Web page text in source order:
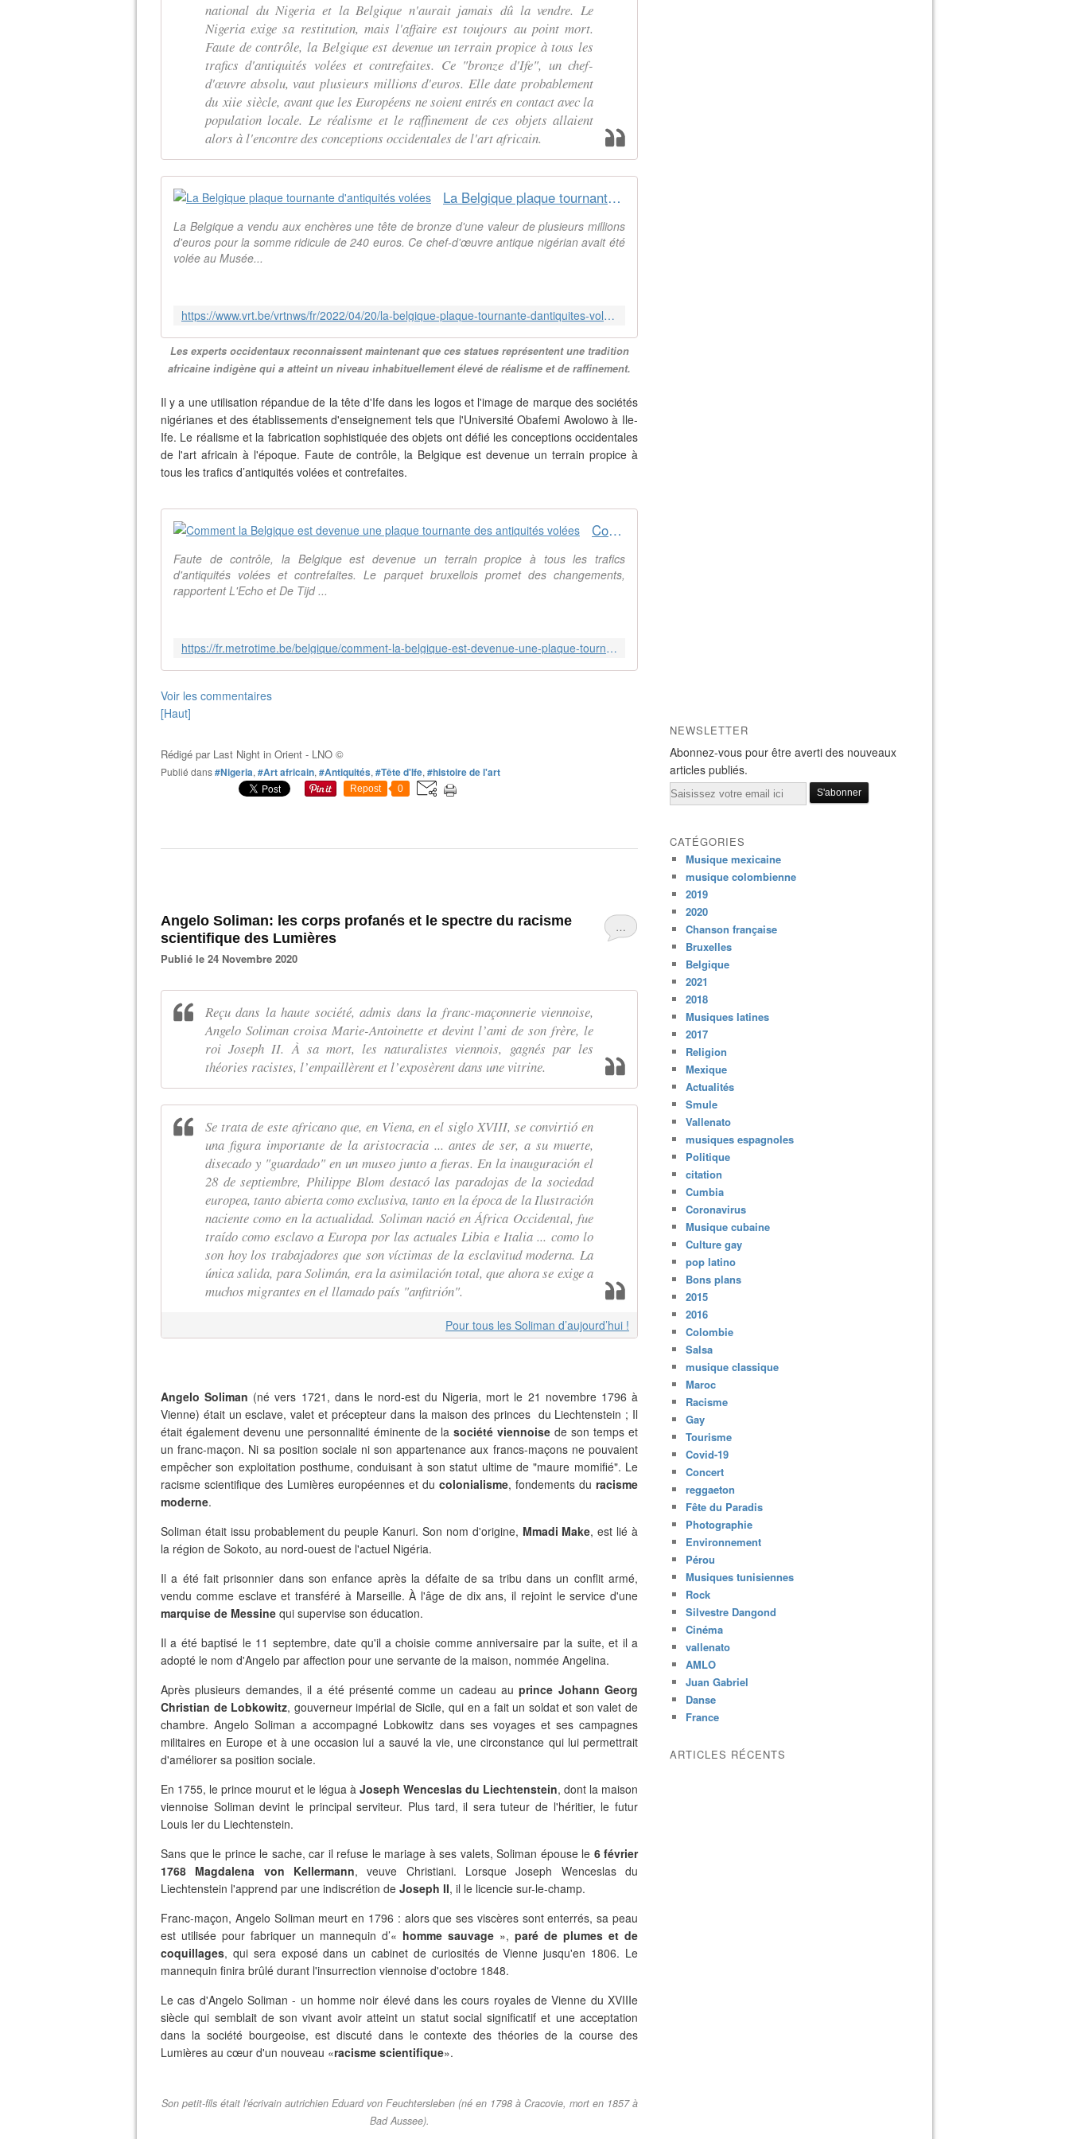
national du Nigeria et la Belgique n'aurait jamais dû la vendre. Le
Nigeria exige sa restitution, mais l'affaire est toujours au point mort.
Faute de contrôle, la Belgique est devenue un terrain propice à tous les
trafics d'antiquités volées et contrefaites. Ce "bronze d'Ife", un chef-
d'œuvre absolu, vaut plusieurs millions d'euros. Elle date probablement
du xiie siècle, avant que les Européens ne soient entrés en contact avec la
population locale. Le réalisme et le raffinement de ces objets allaient
alors à l'encontre des conceptions occidentales de l'art africain.
La Belgique plaque tournante d'antiquités volées
La Belgique a vendu aux enchères une tête de bronze d'une valeur de plusieurs millions
d'euros pour la somme ridicule de 240 euros. Ce chef-d'œuvre antique nigérian avait été
volée au Musée...
https://www.vrt.be/vrtnws/fr/2022/04/20/la-belgique-plaque-tournante-dantiquites-volees/
Les experts occidentaux reconnaissent maintenant que ces statues représentent une tradition
africaine indigène qui a atteint un niveau inhabituellement élevé de réalisme et de raffinement.
Il y a une utilisation répandue de la tête d'Ife dans les logos et l'image de marque des sociétés
nigérianes et des établissements d'enseignement tels que l'Université Obafemi Awolowo à Ile-
Ife. Le réalisme et la fabrication sophistiquée des objets ont défié les conceptions occidentales
de l'art africain à l'époque. Faute de contrôle, la Belgique est devenue un terrain propice à
tous les trafics d’antiquités volées et contrefaites.
Comment la Belgique est devenue une plaque tournante des antiquités volées
Faute de contrôle, la Belgique est devenue un terrain propice à tous les trafics
d'antiquités volées et contrefaites. Le parquet bruxellois promet des changements,
rapportent L'Echo et De Tijd ...
https://fr.metrotime.be/belgique/comment-la-belgique-est-devenue-une-plaque-tournante-des-antiquites-volees
Voir les commentaires
[Haut]
Rédigé par Last Night in Orient - LNO ©
Publié dans#Nigeria, #Art africain, #Antiquités, #Tête d'Ife, #histoire de l'art
Repost 0
…
Angelo Soliman: les corps profanés et le spectre du racisme
scientifique des Lumières
Publié le 24 Novembre 2020
Reçu dans la haute société, admis dans la franc-maçonnerie viennoise,
Angelo Soliman croisa Marie-Antoinette et devint l’ami de son frère, le
roi Joseph II. À sa mort, les naturalistes viennois, gagnés par les
théories racistes, l’empaillèrent et l’exposèrent dans une vitrine.
Se trata de este africano que, en Viena, en el siglo XVIII, se convirtió en
una figura importante de la aristocracia ... antes de ser, a su muerte,
disecado y "guardado" en un museo junto a fieras. En la inauguración el
28 de septiembre, Philippe Blom destacó las paradojas de la sociedad
europea, tanto abierta como exclusiva, tanto en la época de la Ilustración
naciente como en la actualidad. Soliman nació en África Occidental, fue
traído como esclavo a Europa por las actuales Libia e Italia ... como lo
son hoy los trabajadores que son víctimas de la esclavitud moderna. La
única salida, para Solimán, era la asimilación total, que ahora se exige a
muchos migrantes en el llamado país "anfitrión".
Pour tous les Soliman d’aujourd’hui !
Angelo Soliman (né vers 1721, dans le nord-est du Nigeria, mort le 21 novembre 1796 à
Vienne) était un esclave, valet et précepteur dans la maison des princes du Liechtenstein ; Il
était également devenu une personnalité éminente de lasociété viennoise de son temps et
un franc-maçon. Ni sa position sociale ni son appartenance aux francs-maçons ne pouvaient
empêcher son exploitation posthume, conduisant à son statut ultime de "maure momifié". Le
racisme scientifique des Lumières européennes et du colonialisme, fondements du racisme
moderne.
Soliman était issu probablement du peuple Kanuri. Son nom d'origine, Mmadi Make, est lié à
la région de Sokoto, au nord-ouest de l'actuel Nigéria.
Il a été fait prisonnier dans son enfance après la défaite de sa tribu dans un conflit armé,
vendu comme esclave et transféré à Marseille. À l'âge de dix ans, il rejoint le service d'une
marquise de Messine qui supervise son éducation.
Il a été baptisé le 11 septembre, date qu'il a choisie comme anniversaire par la suite, et il a
adopté le nom d'Angelo par affection pour une servante de la maison, nommée Angelina.
Après plusieurs demandes, il a été présenté comme un cadeau auprince Johann Georg
Christian de Lobkowitz, gouverneur impérial de Sicile, qui en a fait un soldat et son valet de
chambre. Angelo Soliman a accompagné Lobkowitz dans ses voyages et ses campagnes
militaires en Europe et à une occasion lui a sauvé la vie, une circonstance qui lui permettrait
d'améliorer sa position sociale.
En 1755, le prince mourut et le légua à Joseph Wenceslas du Liechtenstein, dont la maison
viennoise Soliman devint le principal serviteur. Plus tard, il sera tuteur de l'héritier, le futur
Louis Ier du Liechtenstein.
Sans que le prince le sache, car il refuse le mariage à ses valets, Soliman épouse le 6 février
1768 Magdalena von Kellermann, veuve Christiani. Lorsque Joseph Wenceslas du
Liechtenstein l'apprend par une indiscrétion de Joseph II, il le licencie sur-le-champ.
Franc-maçon, Angelo Soliman meurt en 1796 : alors que ses viscères sont enterrés, sa peau
est utilisée pour fabriquer un mannequin d’« homme sauvage », paré de plumes et de
coquillages, qui sera exposé dans un cabinet de curiosités de Vienne jusqu'en 1806. Le
mannequin finira brûlé durant l'insurrection viennoise d'octobre 1848.
Le cas d'Angelo Soliman - un homme noir élevé dans les cours royales de Vienne du XVIIIe
siècle qui semblait de son vivant avoir atteint un statut social significatif et une acceptation
dans la société bourgeoise, est discuté dans le contexte des théories de la course des
Lumières au cœur d'un nouveau «racisme scientifique».
Son petit-fils était l'écrivain autrichien Eduard von Feuchtersleben (né en 1798 à Cracovie, mort en 1857 à
Bad Aussee).
NEWSLETTER
Abonnez-vous pour être averti des nouveaux
articles publiés.
Email
CATÉGORIES
Musique mexicaine
musique colombienne
2019
2020
Chanson française
Bruxelles
Belgique
2021
2018
Musiques latines
2017
Religion
Mexique
Actualités
Smule
Vallenato
musiques espagnoles
Politique
citation
Cumbia
Coronavirus
Musique cubaine
Culture gay
pop latino
Bons plans
2015
2016
Colombie
Salsa
musique classique
Maroc
Racisme
Gay
Tourisme
Covid-19
Concert
reggaeton
Fête du Paradis
Photographie
Environnement
Pérou
Musiques tunisiennes
Rock
Silvestre Dangond
Cinéma
vallenato
AMLO
Juan Gabriel
Danse
France
ARTICLES RÉCENTS